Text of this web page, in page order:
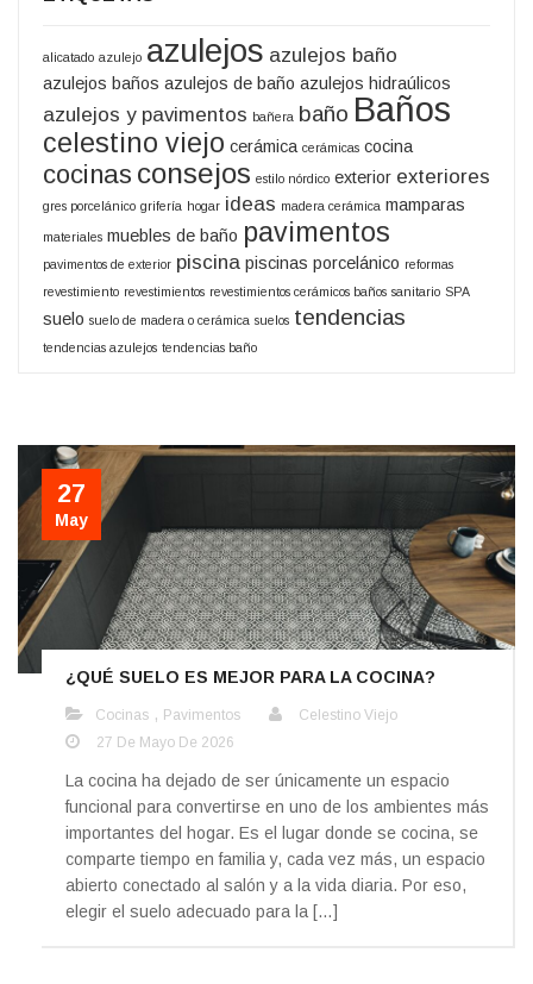
alicatado azulejo azulejos azulejos baño
azulejos baños azulejos de baño azulejos hidraúlicos
azulejos y pavimentos bañera baño Baños
celestino viejo cerámica cerámicas cocina
cocinas consejos estilo nórdico exterior exteriores
gres porcelánico grifería hogar ideas madera cerámica mamparas
materiales muebles de baño pavimentos
pavimentos de exterior piscina piscinas porcelánico reformas
revestimiento revestimientos revestimientos cerámicos baños sanitario SPA
suelo suelo de madera o cerámica suelos tendencias
tendencias azulejos tendencias baño
27
May
¿QUÉ SUELO ES MEJOR PARA LA COCINA?
Cocinas , Pavimentos
Celestino Viejo
27 De Mayo De 2026
La cocina ha dejado de ser únicamente un espacio
funcional para convertirse en uno de los ambientes más
importantes del hogar. Es el lugar donde se cocina, se
comparte tiempo en familia y, cada vez más, un espacio
abierto conectado al salón y a la vida diaria. Por eso,
elegir el suelo adecuado para la […]